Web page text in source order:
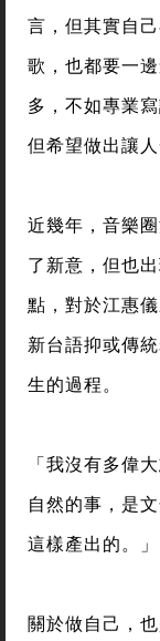
言，但其實自
歌，也都要一
多，不如專業
但希望做出讓
近幾年，音樂
了新意，但也
點，對於江惠
新台語抑或傳
生的過程。
「我沒有多偉
自然的事，是
這樣產出的。」
關於做自己，